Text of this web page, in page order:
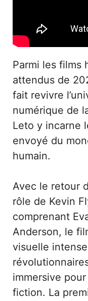
Parmi les films
attendus de
fait revivre
numérique de
Leto y incarne
envoyé du
humain.
Avec le retour
rôle de Kevin
comprenant
Anderson, le
visuelle
immersive
fiction. La